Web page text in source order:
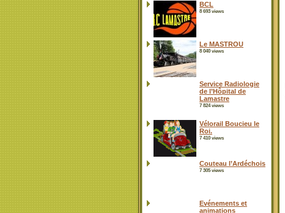
BCL
8 693 views
Le MASTROU
8 040 views
Service Radiologie
de l’Hôpital de
Lamastre
7 824 views
Vélorail Boucieu le
Roi.
7 410 views
Couteau l’Ardéchois
7 305 views
Evénements et
animations